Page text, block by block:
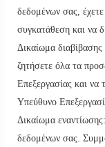
δεδομένων σας,
συγκατάθεση και να
Δικαίωμα
ζητήσετε όλα τα
Επεξεργασίας και να
Υπεύθυνο
Δικαίωμα
δεδομένων σας.